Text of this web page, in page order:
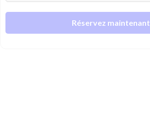
Réservez maintenant